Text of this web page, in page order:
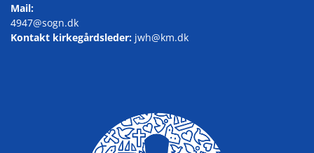
Mail:
4947@sogn.dk
Kontakt kirkegårdsleder: jwh@km.dk